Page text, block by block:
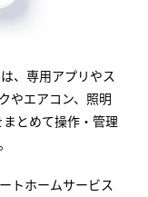
、専用アプリやス
やエアコン、照明
とめて操作・管理
トホームサービス